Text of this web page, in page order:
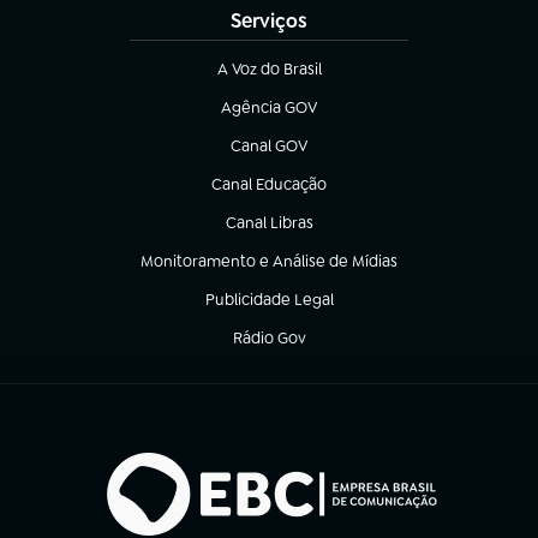
Serviços
A Voz do Brasil
(abre em nova aba)
Agência GOV
(abre em nova aba)
Canal GOV
(abre em nova aba)
Canal Educação
(abre em nova aba)
Canal Libras
(abre em nova aba)
Monitoramento e Análise de Mídias
(abre em nova aba)
Publicidade Legal
(abre em nova aba)
Rádio Gov
(abre em nova aba)